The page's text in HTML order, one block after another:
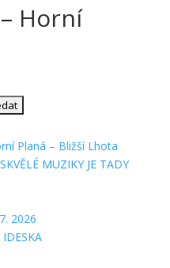
Horní
Planá – Bližší Lhota
MUZIKY JE TADY
2026